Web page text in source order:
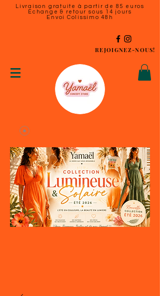
Livraison gratuite à partir de 85 euros
Échange & retour sous 14 jours
Envoi Colissimo 48h
REJOIGNEZ-NOUS!